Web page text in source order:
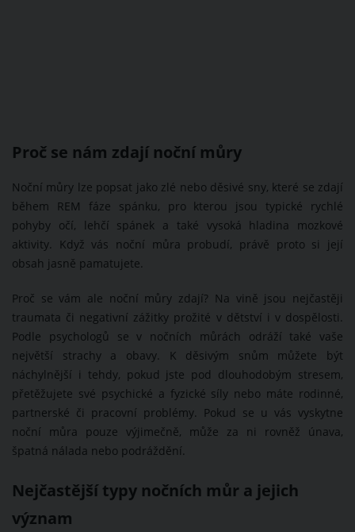
Proč se nám zdají noční můry
Noční můry lze popsat jako zlé nebo děsivé sny, které se zdají
během REM fáze spánku, pro kterou jsou typické rychlé
pohyby očí, lehčí spánek a také vysoká hladina mozkové
aktivity. Když vás noční můra probudí, právě proto si její
obsah jasně pamatujete.
Proč se vám ale noční můry zdají? Na vině jsou nejčastěji
traumata či negativní zážitky prožité v dětství i v dospělosti.
Podle psychologů se v nočních můrách odráží také vaše
největší strachy a obavy. K děsivým snům můžete být
náchylnější i tehdy, pokud jste pod dlouhodobým stresem,
přetěžujete své psychické a fyzické síly nebo máte rodinné,
partnerské či pracovní problémy. Pokud se u vás vyskytne
noční můra pouze výjimečně, může za ni rovněž únava,
špatná nálada nebo podráždění.
Nejčastější typy nočních můr a jejich
význam